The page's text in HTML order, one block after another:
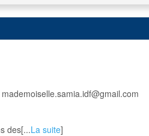
des[...La suite]